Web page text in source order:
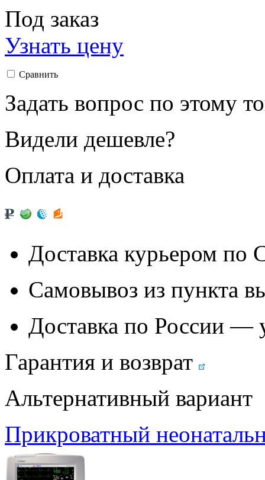
Под заказ
Узнать цену
Сравнить
Задать вопрос по этому
Видели дешевле?
Оплата и доставка
Доставка курьером
Самовывоз из пункта
Доставка по России —
Гарантия и возврат
Альтернативный вариант
Прикроватный